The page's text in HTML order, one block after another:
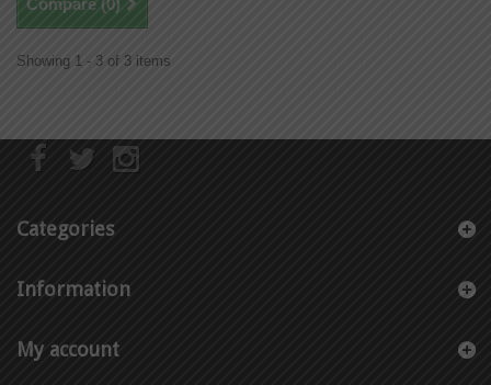
Compare (0)
Showing 1 - 3 of 3 items
Categories
Information
My account